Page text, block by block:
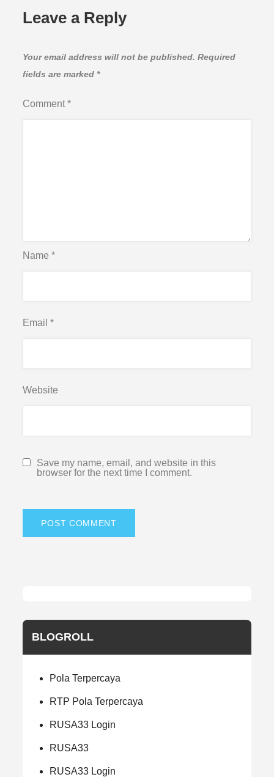
Leave a Reply
Your email address will not be published. Required
fields are marked *
Comment*
Name*
Email*
Website
Save my name, email, and website in this
browser for the next time I comment.
BLOGROLL
Pola Terpercaya
RTP Pola Terpercaya
RUSA33 Login
RUSA33
RUSA33 Login